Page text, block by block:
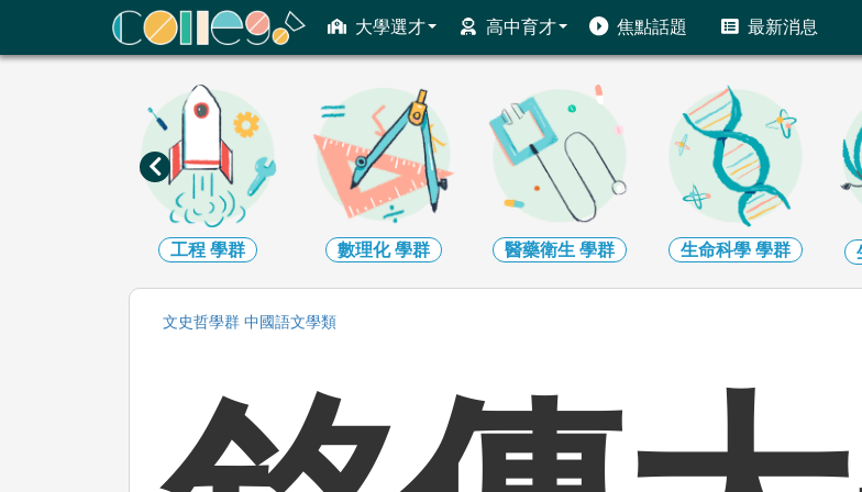
大學選才 高中育才 焦點話題 最新消息
ColleGo! 大學選才與高中育才輔助系統
數理化學群 醫藥衛生學群 生命科學學群 生物資源學群
文史哲學群 中國語文學類